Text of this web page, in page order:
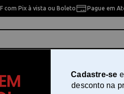
com Pix à vista ou Boleto Pague em
Pintura
Cadastre-se
desconto na